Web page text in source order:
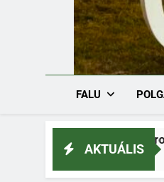
FALU
AKTUÁLIS
1536-1/2026. határozat I. fokú